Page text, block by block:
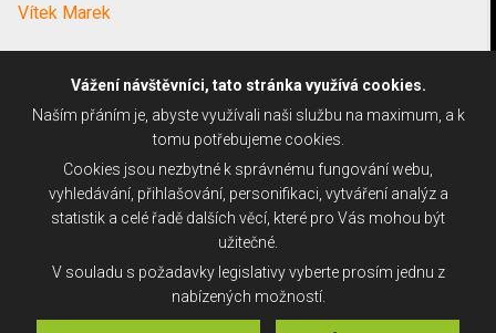
Vítek Marek
Vážení návštěvníci, tato stránka využívá cookies.
Naším přáním je, abyste využívali naši službu na maximum, a k
tomu potřebujeme cookies.
Cookies jsou nezbytné k správnému fungování webu,
vyhledávání, přihlašování, personifikaci, vytváření analýz a
statistik a celé řadě dalších věcí, které pro Vás mohou být
užitečné.
V souladu s požadavky legislativy vyberte prosím jednu z
nabízených možností.